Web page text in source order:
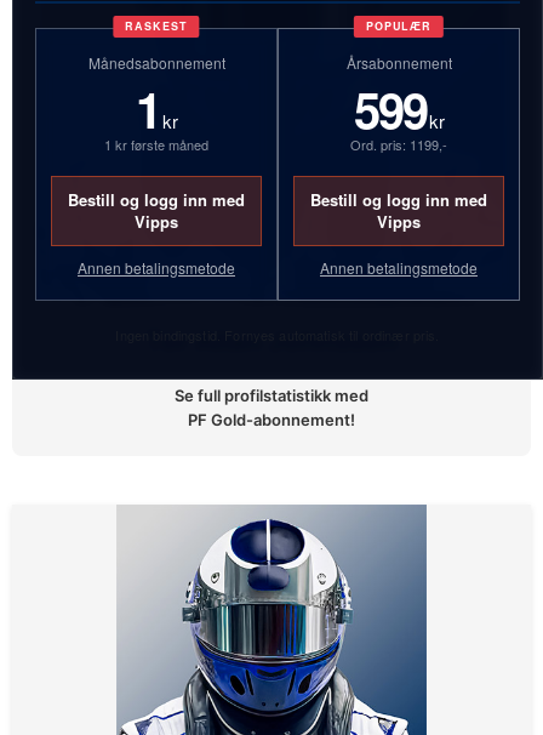
Se full profilstatistikk med
PF Gold-abonnement!
RASKEST
Månedsabonnement
1 kr
1 kr første måned
Bestill og logg inn med
Vipps
Annen betalingsmetode
POPULÆR
Årsabonnement
599kr
Ord. pris: 1199,-
Bestill og logg inn med
Vipps
Annen betalingsmetode